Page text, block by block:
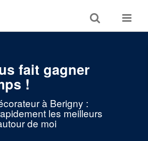
Toggle
search
Toggle
fait gagner
!
à Berigny :
les meilleurs
de moi